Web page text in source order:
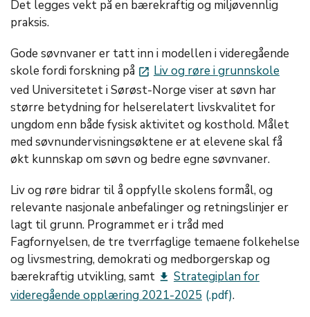
Det legges vekt på en bærekraftig og miljøvennlig
praksis.
Gode søvnvaner er tatt inn i modellen i videregående
skole fordi forskning på launch Liv og røre i grunnskole
ved Universitetet i Sørøst-Norge viser at søvn har
større betydning for helserelatert livskvalitet for
ungdom enn både fysisk aktivitet og kosthold. Målet
med søvnundervisningsøktene er at elevene skal få
økt kunnskap om søvn og bedre egne søvnvaner.
Liv og røre bidrar til å oppfylle skolens formål, og
relevante nasjonale anbefalinger og retningslinjer er
lagt til grunn. Programmet er i tråd med
Fagfornyelsen, de tre tverrfaglige temaene folkehelse
og livsmestring, demokrati og medborgerskap og
bærekraftig utvikling, samt get_app Strategiplan for
videregående opplæring 2021-2025
.